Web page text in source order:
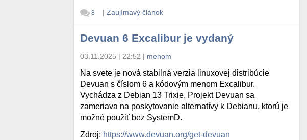
8 | Zaujímavý článok
Devuan 6 Excalibur je vydaný
03.11.2025 | 22:52 | menom
Na svete je nová stabilná verzia linuxovej distribúcie
Devuan s číslom 6 a kódovým menom Excalibur.
Vychádza z Debian 13 Trixie. Projekt Devuan sa
zameriava na poskytovanie alternatívy k Debianu, ktorú je
možné použiť bez SystemD.
Zdroj: https://www.devuan.org/get-devuan